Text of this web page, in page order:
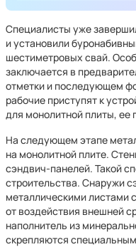
Специалисты уже
и установили
шестиметровых свай.
заключается в
отметки и последующем
рабочие приступят к
для монолитной плиты, ее
На следующем этапе
на монолитной плите.
сэндвич-панелей. Такой
строительства. Снаружи
металлическими
от воздействия внешней
наполнитель из
скрепляются